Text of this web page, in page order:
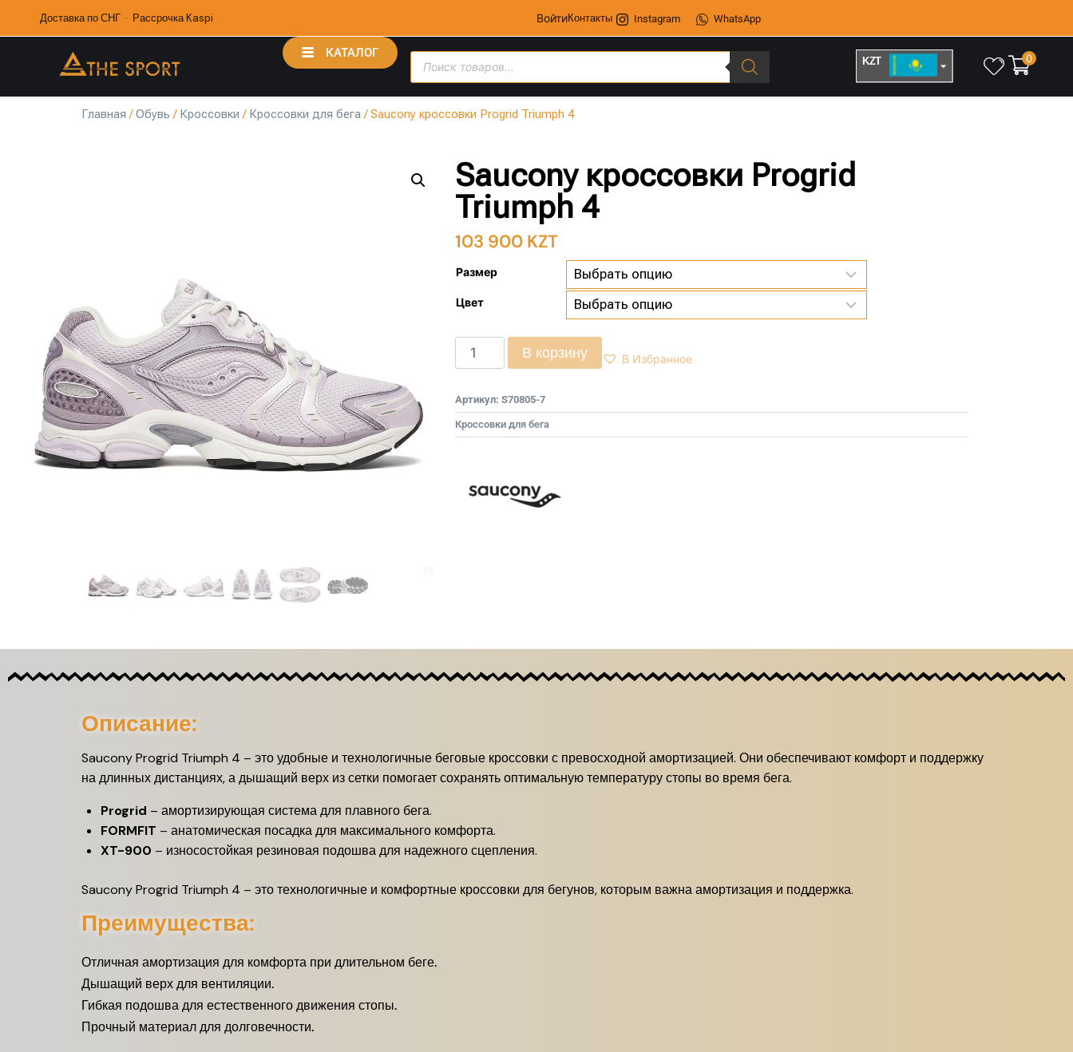
Доставка по СНГ · Рассрочка Kaspi ВойтиКонтакты Instagram WhatsApp
КАТАЛОГ
KZT 0
Главная /Обувь / Кроссовки / Кроссовки для бега/ Saucony кроссовки Progrid Triumph 4
Saucony кроссовки Progrid
Triumph 4
103 900 KZT
Размер
Цвет
В корзину В Избранное
Артикул: S70805-7
Кроссовки для бега
Описание:
Saucony Progrid Triumph 4 – это удобные и технологичные беговые кроссовки с превосходной амортизацией. Они обеспечивают комфорт и поддержку
на длинных дистанциях, а дышащий верх из сетки помогает сохранять оптимальную температуру стопы во время бега.
Progrid – амортизирующая система для плавного бега.
FORMFIT – анатомическая посадка для максимального комфорта.
XT-900 – износостойкая резиновая подошва для надежного сцепления.
Saucony Progrid Triumph 4 – это технологичные и комфортные кроссовки для бегунов, которым важна амортизация и поддержка.
Преимущества:
Отличная амортизация для комфорта при длительном беге.
Дышащий верх для вентиляции.
Гибкая подошва для естественного движения стопы.
Прочный материал для долговечности.